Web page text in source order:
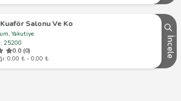
Salonu Ve Kozmetik
Yakutiye
25200
0.0 (0)
0,00 ₺ - 0,00 ₺
İncele